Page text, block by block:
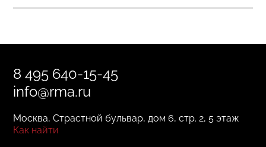
8 495 640-15-45
info@rma.ru
Москва, Страстной бульвар, дом 6, стр. 2, 5 этаж
Как найти